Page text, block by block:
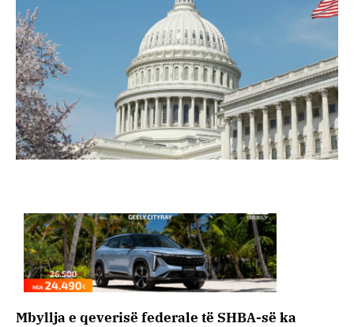
Mbyllja e qeverisë federale të SHBA-së ka